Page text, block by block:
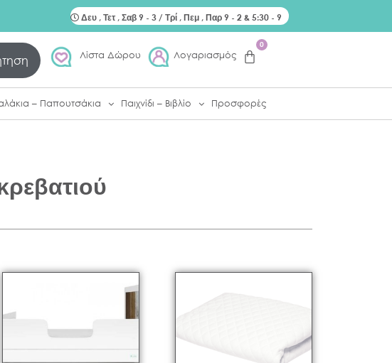
Δευ , Τετ , Σαβ 9 - 3 / Τρί , Πεμ , Παρ 9 - 2 & 5:30 - 9
Λίστα Δώρου Λογαριασμός
0
– Παπουτσάκια Παιχνίδι – Βιβλίο Προσφορές